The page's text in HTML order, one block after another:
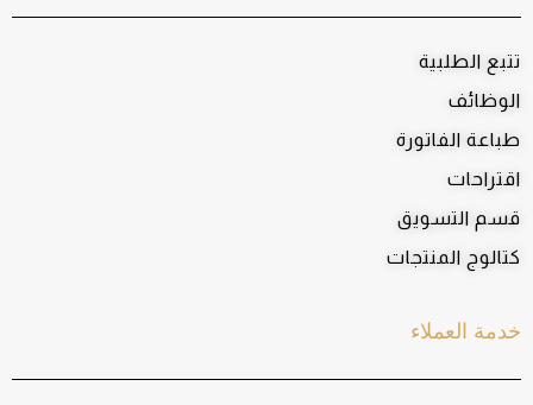
خدمة العملاء
تتبع الطلبية
الوظائف
طباعة الفاتورة
اقتراحات
قسم التسويق
كتالوج المنتجات